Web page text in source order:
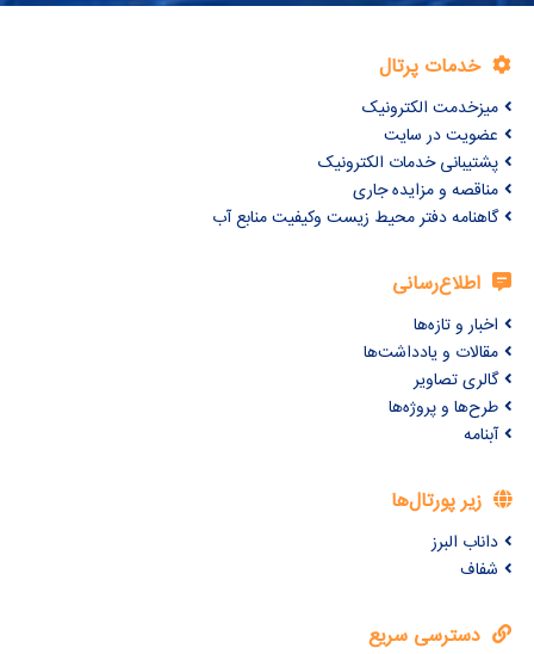
خدمات پرتال
میزخدمت الکترونیک
عضویت در سایت
پشتیبانی خدمات الکترونیک
مناقصه و مزایده جاری
گاهنامه دفتر محیط زیست وکیفیت منابع آب
اطلاع‌رسانی
اخبار و تازه‌ها
مقالات و یادداشت‌ها
گالری تصاویر
طرح‌ها و پروژه‌ها
آبنامه
زیر پورتال‌ها
داناب البرز
شفاف
دسترسی سریع